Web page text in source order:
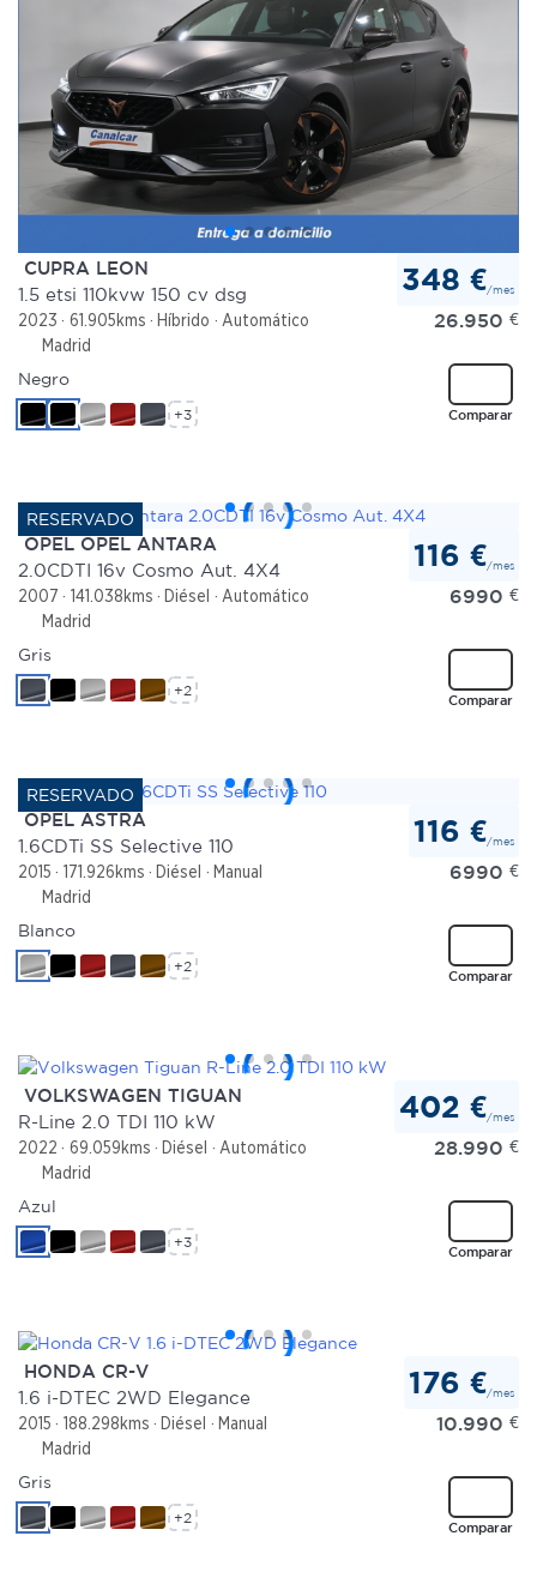
CUPRA LEON
1.5 etsi 110kvw 150 cv dsg
2023 61.905kms Híbrido
Automático
Madrid
348 €/mes
26.950 €
Comparar
Negro
+3
OPEL OPEL ANTARA
2.0CDTI 16v Cosmo Aut. 4X4
2007 141.038kms Diésel
Automático
Madrid
116 €/mes
6990 €
Comparar
Gris
+2
OPEL ASTRA
1.6CDTi SS Selective 110
2015 171.926kms Diésel
Manual
Madrid
116 €/mes
6990 €
Comparar
Blanco
+2
VOLKSWAGEN TIGUAN
R-Line 2.0 TDI 110 kW
2022 69.059kms Diésel
Automático
Madrid
402 €/mes
28.990 €
Comparar
Azul
+3
HONDA CR-V
1.6 i-DTEC 2WD Elegance
2015 188.298kms Diésel
Manual
Madrid
176 €/mes
10.990 €
Comparar
Gris
+2